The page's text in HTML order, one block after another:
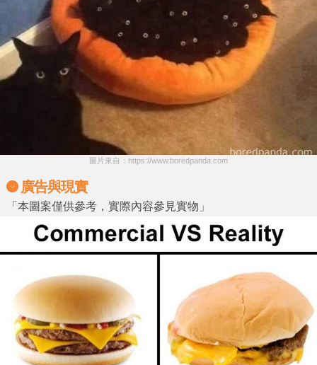
圖片來自：https://www.boredpanda.com
廣告與現實
「本圖案僅供參考，實際內容參見實物」